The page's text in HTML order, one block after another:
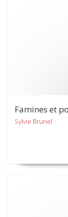
Famines et
Sylvie Brunel